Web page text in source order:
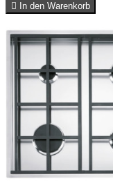

In den Warenkorb